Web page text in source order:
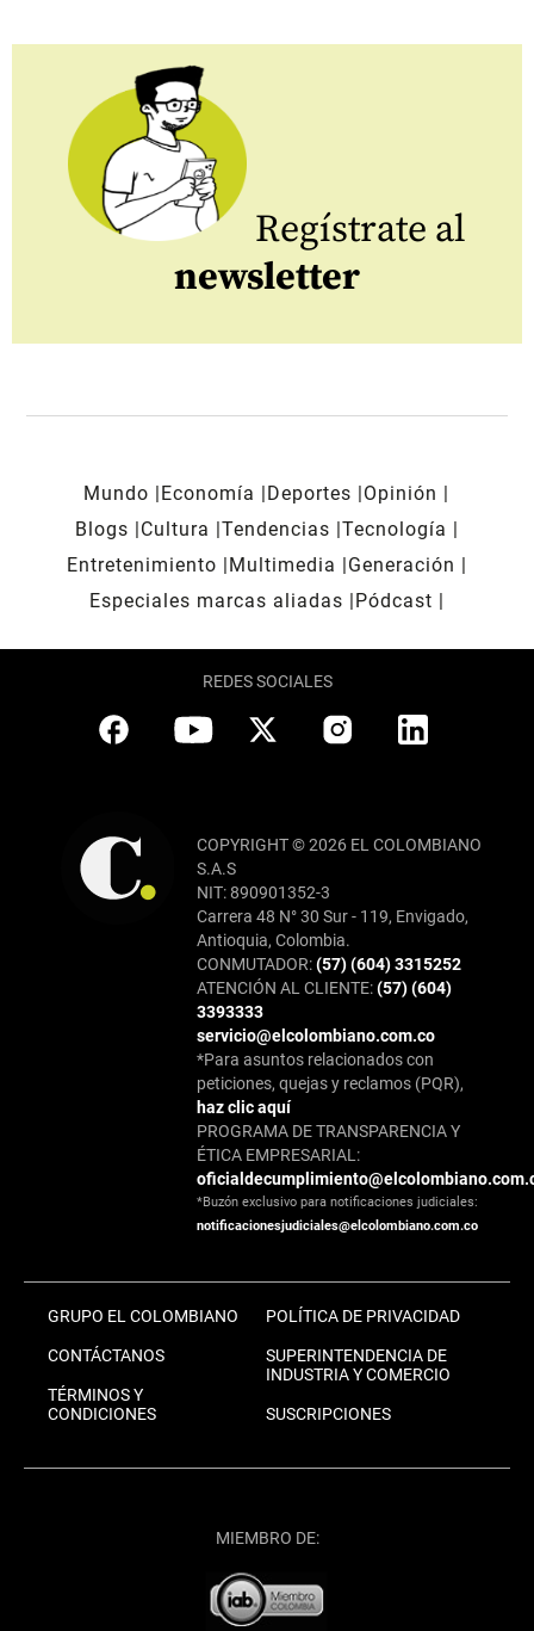
Regístrate al
newsletter
Mundo Economía Deportes
Opinión
Blogs
Cultura Tendencias Tecnología
Entretenimiento
Multimedia
Generación
Especiales marcas aliadas
Pódcast
REDES SOCIALES
COPYRIGHT © 2026 EL COLOMBIANO
S.A.S
NIT: 890901352-3
Carrera 48 N° 30 Sur - 119, Envigado,
Antioquia, Colombia.
CONMUTADOR:(57) (604) 3315252
ATENCIÓN AL CLIENTE:(57) (604)
3393333
servicio@elcolombiano.com.co
*Para asuntos relacionados con
peticiones, quejas y reclamos (PQR),
haz clic aquí
PROGRAMA DE TRANSPARENCIA Y
ÉTICA EMPRESARIAL:
*Buzón exclusivo para notificaciones judiciales:
notificacionesjudiciales@elcolombiano.com.co
GRUPO EL COLOMBIANO
CONTÁCTANOS
TÉRMINOS Y
CONDICIONES
POLÍTICA DE PRIVACIDAD
SUPERINTENDENCIA DE
INDUSTRIA Y COMERCIO
SUSCRIPCIONES
MIEMBRO DE: